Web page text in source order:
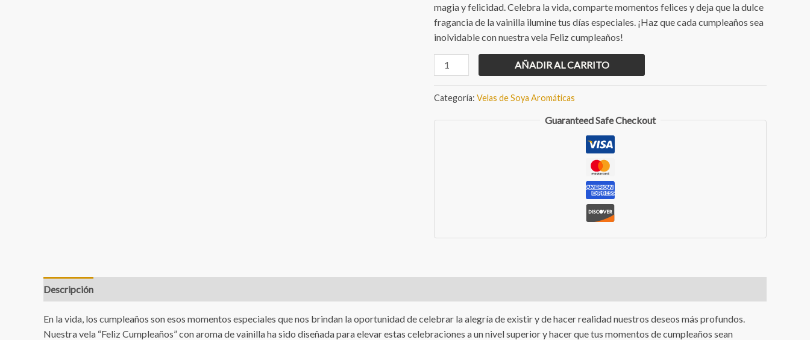
magia y felicidad. Celebra la vida, comparte momentos felices y deja que la dulce
fragancia de la vainilla ilumine tus días especiales. ¡Haz que cada cumpleaños sea
inolvidable con nuestra vela Feliz cumpleaños!
Vela
de
cumpleaños
AÑADIR AL CARRITO
Categoría: Velas de Soya Aromáticas
Guaranteed Safe Checkout
Descripción
En la vida, los cumpleaños son esos momentos especiales que nos brindan la oportunidad de celebrar la alegría de existir y de hacer realidad nuestros deseos más profundos.
Nuestra vela “Feliz Cumpleaños” con aroma de vainilla ha sido diseñada para elevar estas celebraciones a un nivel superior y hacer que tus momentos de cumpleaños sean